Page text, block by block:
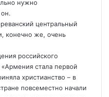
нужно
центральный
конечно же, очень
российского
стала первой
христианство – в
повсеместно начали